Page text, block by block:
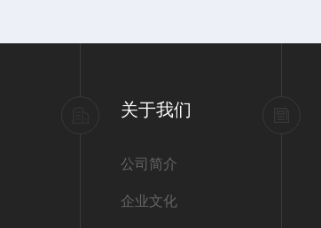
关于我们
公司简介
企业文化